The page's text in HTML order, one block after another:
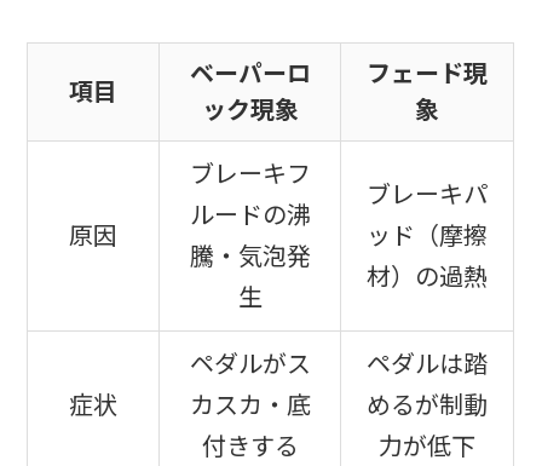
項目
ベーパーロ
ック現象
フェード現
象
原因
ブレーキフ
ルードの沸
騰・気泡発
生
ブレーキパ
ッド（摩擦
材）の過熱
症状
ペダルがス
カスカ・底
付きする
ペダルは踏
めるが制動
力が低下